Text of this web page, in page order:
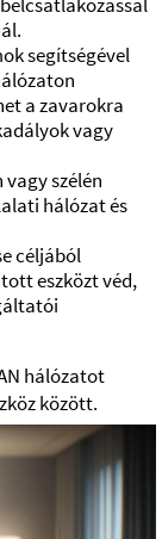
segítségével
a zavarokra
vagy
szélén
hálózat és
céljából
eszközt véd,
hálózatot
között.